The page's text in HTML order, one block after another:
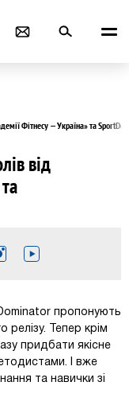
Фітнесу — Україна» та
від
пропонують
релізу. Тепер крім
придбати якісне
І вже
та навички зі